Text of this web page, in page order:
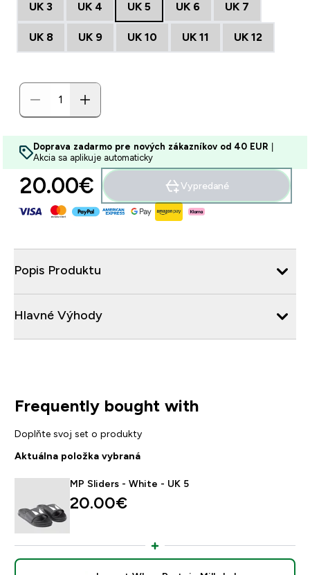
UK 3 UK 4 UK 5 UK 6 UK 7
UK 8 UK 9 UK 10 UK 11 UK 12
Doprava zadarmo pre nových zákazníkov od 40 EUR
Akcia sa aplikuje automaticky
20.00€‎ Vypredané
Popis Produktu
Hlavné Výhody
Frequently bought with
Doplňte svoj set o produkty
Aktuálna položka vybraná
MP Sliders - White - UK 5
20.00€‎